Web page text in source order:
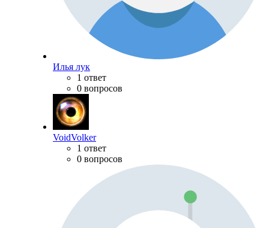
Илья лук
1 ответ
0 вопросов
VoidVolker
1 ответ
0 вопросов